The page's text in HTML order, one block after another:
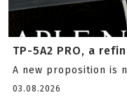
TP-5A2 PRO, a
A new proposition is
03.08.2026